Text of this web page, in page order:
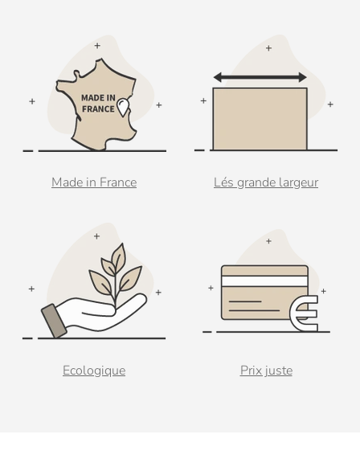
Made in France Lés grande largeur
Ecologique Prix juste